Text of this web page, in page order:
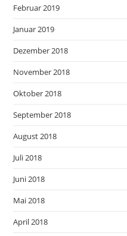
Februar 2019
Januar 2019
Dezember 2018
November 2018
Oktober 2018
September 2018
August 2018
Juli 2018
Juni 2018
Mai 2018
April 2018